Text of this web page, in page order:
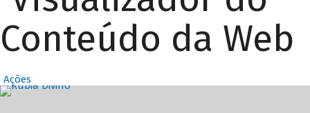
Conteúdo da Web
Ações